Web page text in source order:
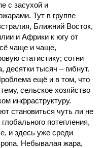
с засухой и
Тут в группе
Ближний Восток,
и Африки к югу от
чаще и чаще,
статистику; сотни
тысяч – гибнут.
ещё и в том, что
сельское хозяйство
инфраструктуру.
становиться чуть ли не
потепления,
и здесь уже среди
Небывалая жара,